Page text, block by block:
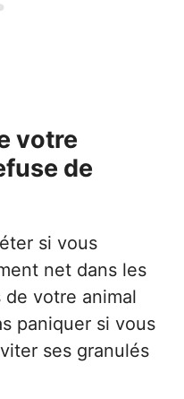
votre
de
si vous
net dans les
votre animal
paniquer si vous
ses granulés